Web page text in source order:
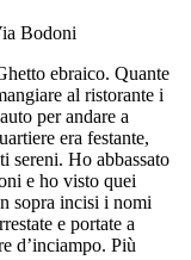
ebraico. Quante
al ristorante i
per andare a
era festante,
sereni. Ho abbassato
e ho visto quei
sopra incisi i nomi
e portate a
d’inciampo. Più